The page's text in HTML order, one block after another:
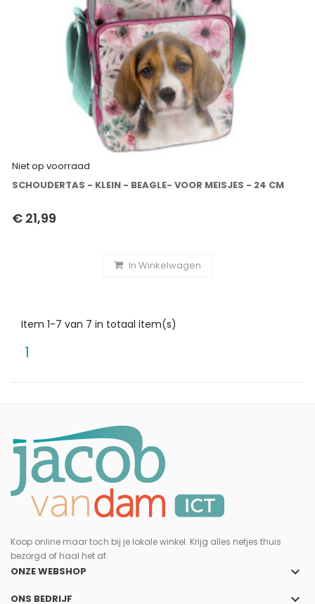
Niet op voorraad
SCHOUDERTAS - KLEIN - BEAGLE- VOOR MEISJES - 24 CM
€ 21,99
In Winkelwagen
Item 1-7 van 7 in totaal item(s)
1
Koop online maar toch bij je lokale winkel. Krijg alles netjes thuis
bezorgd of haal het af.
ONZE WEBSHOP keyboard_arrow_down
ONS BEDRIJF keyboard_arrow_down